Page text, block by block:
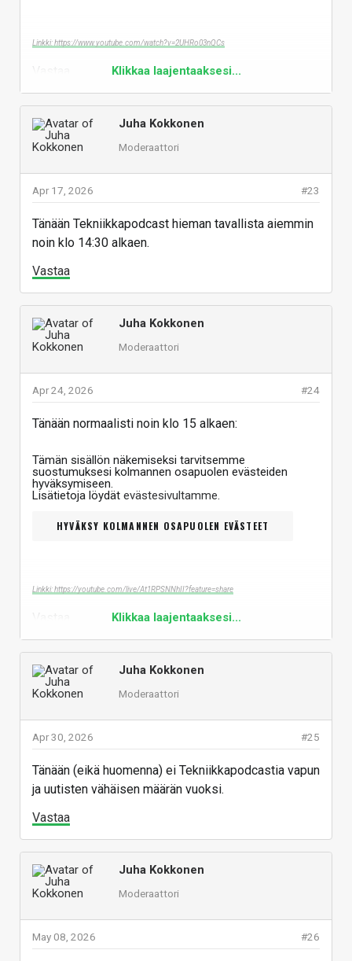
Linkki: https://www.youtube.com/watch?v=2UHRo03nQCs
Klikkaa laajentaaksesi...
Juha Kokkonen
Moderaattori
#23
Apr 17, 2026
Tänään Tekniikkapodcast hieman tavallista aiemmin
noin klo 14:30 alkaen.
Vastaa
Juha Kokkonen
Moderaattori
#24
Apr 24, 2026
Tänään normaalisti noin klo 15 alkaen:
Tämän sisällön näkemiseksi tarvitsemme
suostumuksesi kolmannen osapuolen evästeiden
hyväksymiseen.
Lisätietoja löydät evästesivultamme
HYVÄKSY KOLMANNEN OSAPUOLEN EVÄSTEET
Linkki: https://youtube.com/live/At1RPSNNhII?feature=share
Klikkaa laajentaaksesi...
Juha Kokkonen
Moderaattori
#25
Apr 30, 2026
Tänään (eikä huomenna) ei Tekniikkapodcastia vapun
ja uutisten vähäisen määrän vuoksi.
Vastaa
Juha Kokkonen
Moderaattori
#26
May 08, 2026